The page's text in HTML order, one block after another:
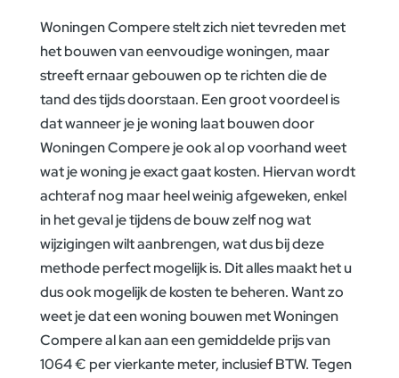
Woningen Compere stelt zich niet tevreden met
het bouwen van eenvoudige woningen, maar
streeft ernaar gebouwen op te richten die de
tand des tijds doorstaan. Een groot voordeel is
dat wanneer je je woning laat bouwen door
Woningen Compere je ook al op voorhand weet
wat je woning je exact gaat kosten. Hiervan wordt
achteraf nog maar heel weinig afgeweken, enkel
in het geval je tijdens de bouw zelf nog wat
wijzigingen wilt aanbrengen, wat dus bij deze
methode perfect mogelijk is. Dit alles maakt het u
dus ook mogelijk de kosten te beheren. Want zo
weet je dat een woning bouwen met Woningen
Compere al kan aan een gemiddelde prijs van
1064 € per vierkante meter, inclusief BTW. Tegen